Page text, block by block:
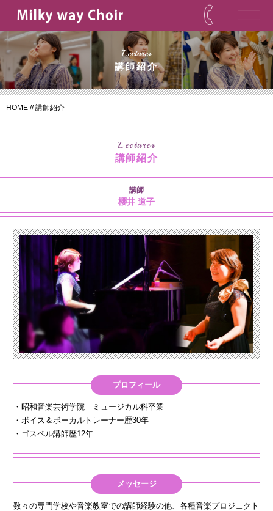
Lecturer
講師紹介
HOME //講師紹介
Lecturer
講師紹介
講師
櫻井 道子
プロフィール
・昭和音楽芸術学院 ミュージカル科卒業
・ボイス＆ボーカルトレーナー歴30年
・ゴスペル講師歴12年
メッセージ
数々の専門学校や音楽教室での講師経験の他、各種音楽プロジェクト